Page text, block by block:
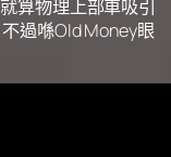
算物理上部車吸引
過喺Old Money眼